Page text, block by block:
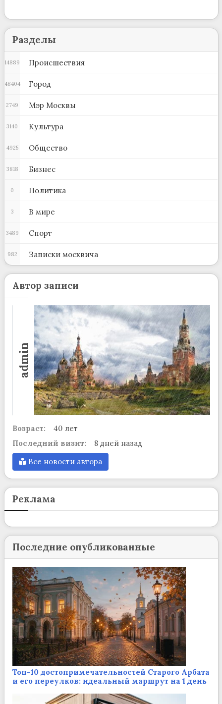
Разделы
Происшествия
14889
Город
48404
Мэр Москвы
2749
Культура
3140
Общество
4925
Бизнес
3818
Политика
0
В мире
3
Спорт
3489
Записки москвича
982
Автор записи
admin
Возраст:
40 лет
Последний визит:
8 дней назад
Все новости автора
Реклама
Последние опубликованные
Топ-10 достопримечательностей Старого Арбата
и его переулков: идеальный маршрут на 1 день